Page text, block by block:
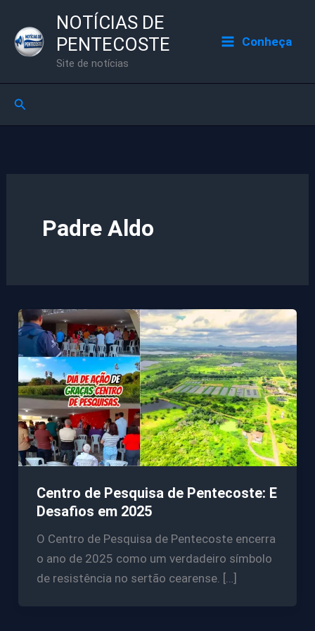
para
NOTÍCIAS DE
PENTECOSTE
Site de notícias
Conheça
Pesquisar
Padre Aldo
Centro de Pesquisa de Pentecoste: E
Desafios em 2025
O Centro de Pesquisa de Pentecoste encerra
o ano de 2025 como um verdadeiro símbolo
de resistência no sertão cearense. […]